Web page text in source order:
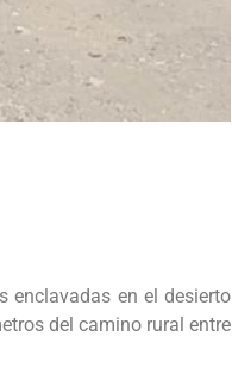
enclavadas en el desierto
del camino rural entre